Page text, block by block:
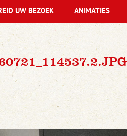
UW BEZOEK ANIMATIES